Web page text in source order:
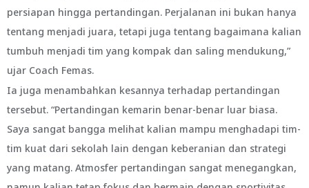
persiapan hingga pertandingan. Perjalanan ini bukan hanya
tentang menjadi juara, tetapi juga tentang bagaimana kalian
tumbuh menjadi tim yang kompak dan saling mendukung,”
ujar Coach Femas.
Ia juga menambahkan kesannya terhadap pertandingan
tersebut. “Pertandingan kemarin benar-benar luar biasa.
Saya sangat bangga melihat kalian mampu menghadapi tim-
tim kuat dari sekolah lain dengan keberanian dan strategi
yang matang. Atmosfer pertandingan sangat menegangkan,